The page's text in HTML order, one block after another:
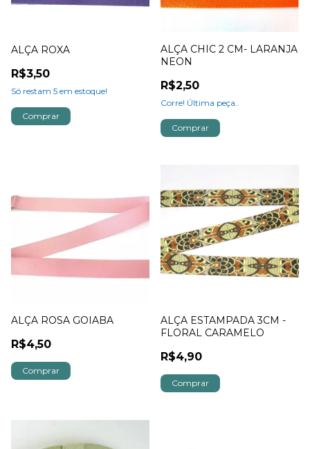
ALÇA ROXA
R$3,50
Só restam 5 em estoque!
Comprar
ALÇA CHIC 2 CM- LARANJA
NEON
R$2,50
Corre! Última peça..
ALÇA ROSA GOIABA
R$4,50
Comprar
ALÇA ESTAMPADA 3CM -
FLORAL CARAMELO
R$4,90